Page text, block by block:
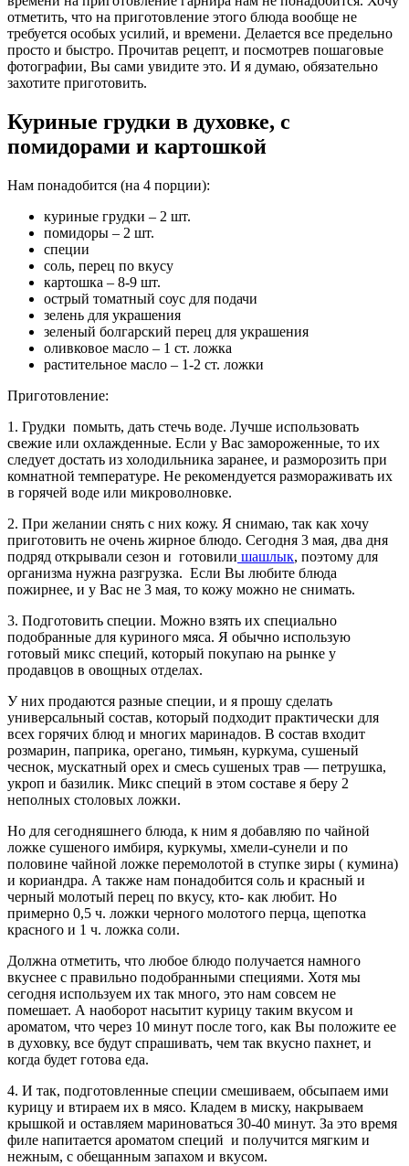
отметить, что на приготовление этого блюда вообще не
требуется особых усилий, и времени. Делается все предельно
просто и быстро. Прочитав рецепт, и посмотрев пошаговые
фотографии, Вы сами увидите это. И я думаю, обязательно
захотите приготовить.
Куриные грудки в духовке, с
помидорами и картошкой
Нам понадобится (на 4 порции):
куриные грудки – 2 шт.
помидоры – 2 шт.
специи
соль, перец по вкусу
картошка – 8-9 шт.
острый томатный соус для подачи
зелень для украшения
зеленый болгарский перец для украшения
оливковое масло – 1 ст. ложка
растительное масло – 1-2 ст. ложки
Приготовление:
1. Грудки помыть, дать стечь воде. Лучше использовать
свежие или охлажденные. Если у Вас замороженные, то их
следует достать из холодильника заранее, и разморозить при
комнатной температуре. Не рекомендуется размораживать их
в горячей воде или микроволновке.
2. При желании снять с них кожу. Я снимаю, так как хочу
приготовить не очень жирное блюдо. Сегодня 3 мая, два дня
подряд открывали сезон и готовили шашлык, поэтому для
организма нужна разгрузка. Если Вы любите блюда
пожирнее, и у Вас не 3 мая, то кожу можно не снимать.
3. Подготовить специи. Можно взять их специально
подобранные для куриного мяса. Я обычно использую
готовый микс специй, который покупаю на рынке у
продавцов в овощных отделах.
У них продаются разные специи, и я прошу сделать
универсальный состав, который подходит практически для
всех горячих блюд и многих маринадов. В состав входит
розмарин, паприка, орегано, тимьян, куркума, сушеный
чеснок, мускатный орех и смесь сушеных трав — петрушка,
укроп и базилик. Микс специй в этом составе я беру 2
неполных столовых ложки.
Но для сегодняшнего блюда, к ним я добавляю по чайной
ложке сушеного имбиря, куркумы, хмели-сунели и по
половине чайной ложке перемолотой в ступке зиры ( кумина)
и кориандра. А также нам понадобится соль и красный и
черный молотый перец по вкусу, кто- как любит. Но
примерно 0,5 ч. ложки черного молотого перца, щепотка
красного и 1 ч. ложка соли.
Должна отметить, что любое блюдо получается намного
вкуснее с правильно подобранными специями. Хотя мы
сегодня используем их так много, это нам совсем не
помешает. А наоборот насытит курицу таким вкусом и
ароматом, что через 10 минут после того, как Вы положите ее
в духовку, все будут спрашивать, чем так вкусно пахнет, и
когда будет готова еда.
4. И так, подготовленные специи смешиваем, обсыпаем ими
курицу и втираем их в мясо. Кладем в миску, накрываем
крышкой и оставляем мариноваться 30-40 минут. За это время
филе напитается ароматом специй и получится мягким и
нежным, с обещанным запахом и вкусом.